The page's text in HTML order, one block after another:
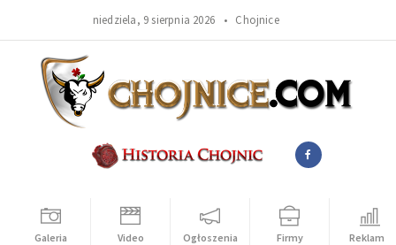
niedziela, 9 sierpnia 2026 • Chojnice
Galeria Video Ogłoszenia Firmy Reklama